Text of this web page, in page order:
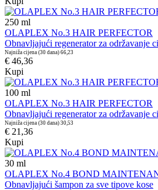
250 ml
OLAPLEX No.3 HAIR PERFECTOR
Obnavljajući regenerator za održavanje
Najniža cijena (30 dana) 66,23
€ 46,36
Kupi
100 ml
OLAPLEX No.3 HAIR PERFECTOR
Obnavljajući regenerator za održavanje
Najniža cijena (30 dana) 30,53
€ 21,36
Kupi
30 ml
OLAPLEX No.4 BOND
Obnavljajući šampon za sve tipove kose